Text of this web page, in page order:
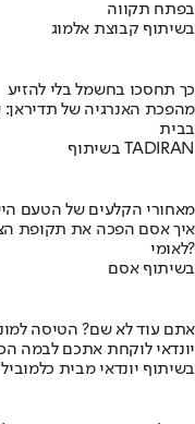
בפתח תקווה
בשיתוף קבוצת אלמוג
כך תחסכו בחשמל בלי להזיע
מהפכת האנרגיה של
בבית
בשיתוף TADIRAN
מאחורי הקלעים של הטעם
לאומי?
בשיתוף אסם
אתם עוד לא שם? הטיסה
יונדאי לוקחת אתכם לבמה
בשיתוף יונדאי מבית כלמוביל